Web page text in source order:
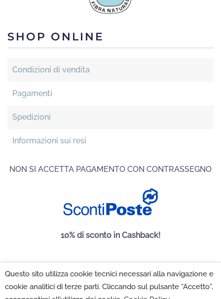
SHOP ONLINE
Condizioni di vendita
Pagamenti
Spedizioni
Informazioni sui resi
NON SI ACCETTA PAGAMENTO CON CONTRASSEGNO
10% di sconto in Cashback!
Maison Folies SRL 2022 - P.IVA 02222350502 -Privacy
Policy-Cookie Policy-Impostazioni Cookie
Questo sito utilizza cookie tecnici necessari alla navigazione e
cookie analitici di terze parti. Cliccando sul pulsante “Accetto”,